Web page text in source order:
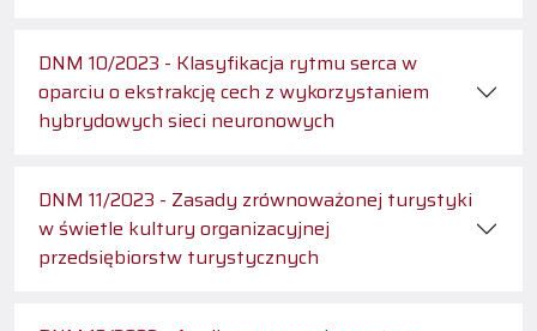
DNM 10/2023 - Klasyfikacja rytmu serca w
oparciu o ekstrakcję cech z wykorzystaniem
hybrydowych sieci neuronowych
DNM 11/2023 - Zasady zrównoważonej turystyki
w świetle kultury organizacyjnej
przedsiębiorstw turystycznych